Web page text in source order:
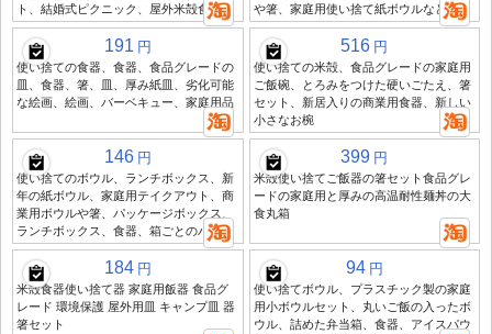
ト、結婚式ピクニック、屋外米殻食器
や箸、家庭用使い捨て紙ボウルなど
191 円
使い捨ての食器、食器、食品グレードの
皿、食器、箸、皿、厚み紙皿、劣化可能
な絵画、絵画、バーベキュー、家庭用品
516 円
使い捨ての米殻、食品グレードの家庭用
ご飯碗、とろみをつけた硬いごたえ、箸
セット、新居入りの商業用食器、新しい
小さなお椀
146 円
使い捨てのボウル、ランチボックス、新
年の紙ボウル、家庭用テイクアウト、商
業用ボウルや箸、パッケージボックス、
ランチボックス、食器、箱ごとのバッチ
399 円
米殻使い捨てご飯器の箸セット食品グレ
ードの家庭用と厚みの高温耐性麺丼の大
食丸箱
184 円
米殻食器使い捨て器 家庭用飯器 食品グ
レード 環境保護 屋外用皿 キャンプ皿 器
箸セット
94 円
使い捨てボウル、プラスチック製の家庭
用小ボウルセット、丸いご飯の入ったボ
ウル、詰めた弁当箱、食器、アイスパウ